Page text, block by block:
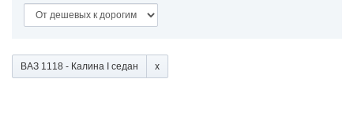
ВАЗ 1118 - Калина I седан